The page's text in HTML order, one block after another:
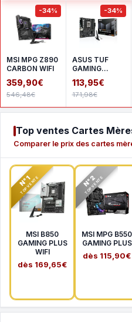
-34%
MSI MPG Z890
CARBON WIFI
359,90€
546,48€
-34%
ASUS TUF
GAMING
A620AM-
PLUS WIFI
113,95€
171,98€
Top ventes Cartes
Comparer le prix des cartes
N°1
TOP VENTE
MSI B850
GAMING PLUS
WIFI
dès 169,65€
N°2
TOP VENTE
MSI MPG B550
GAMING PLUS
dès 115,90€